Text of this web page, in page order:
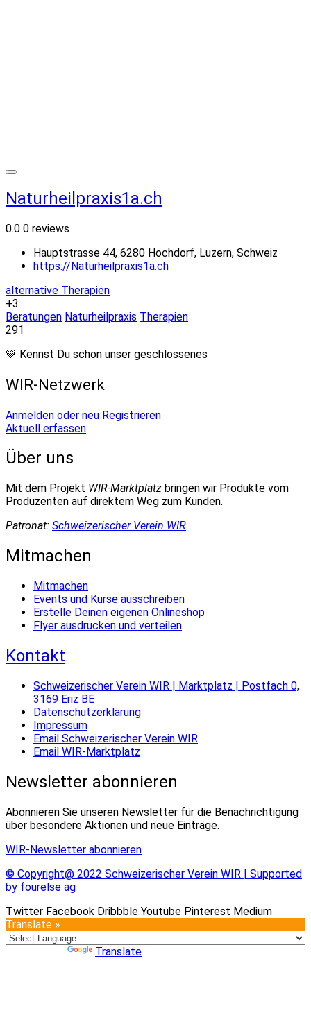
Naturheilpraxis1a.ch
0.0 0 reviews
Hauptstrasse 44, 6280 Hochdorf, Luzern, Schweiz
https://Naturheilpraxis1a.ch
alternative Therapien
+3
Beratungen Naturheilpraxis Therapien
291
💚 Kennst Du schon unser geschlossenes
WIR-Netzwerk
Anmelden oder neu Registrieren
Aktuell erfassen
Über uns
Mit dem Projekt WIR-Marktplatz bringen wir Produkte vom
Produzenten auf direktem Weg zum Kunden.
Patronat: Schweizerischer Verein WIR
Mitmachen
Mitmachen
Events und Kurse ausschreiben
Erstelle Deinen eigenen Onlineshop
Flyer ausdrucken und verteilen
Kontakt
Schweizerischer Verein WIR | Marktplatz | Postfach 0,
3169 Eriz BE
Datenschutzerklärung
Impressum
Email Schweizerischer Verein WIR
Email WIR-Marktplatz
Newsletter abonnieren
Abonnieren Sie unseren Newsletter für die Benachrichtigung
über besondere Aktionen und neue Einträge.
WIR-Newsletter abonnieren
© Copyright@ 2022 Schweizerischer Verein WIR | Supported
by fourelse ag
Twitter Facebook Dribbble Youtube Pinterest Medium
Translate »
Translate